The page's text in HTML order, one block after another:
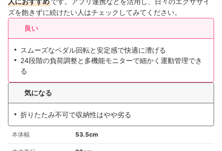
ズを飽きずに続けたい人はチェックしてみてください。
良い
スムーズなペダル回転と安定感で快適に漕げる
24段階の負荷調整と多機能モニターで細かく運動管理でき
る
気になる
折りたたみ不可で収納性はやや劣る
本体幅 53.5cm